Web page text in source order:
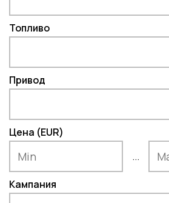
Топливо
Привод
Цена (EUR)
...
Кампания